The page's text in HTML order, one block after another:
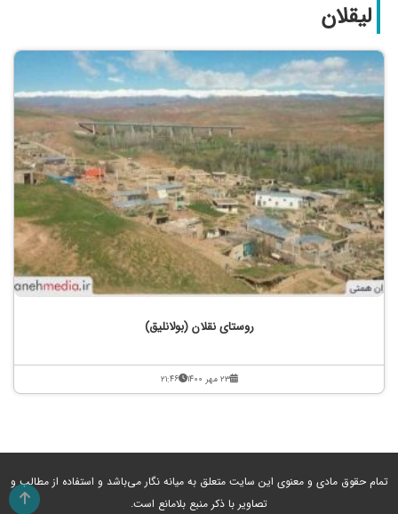
ليقلان
روستای نقلان (بولانلیق)
۲۳ مهر ۱۴۰۰ ۲۱:۴۶
تمام حقوق مادی و معنوی این سایت متعلق به میانه نگار می‌باشد و استفاده از مطالب و
تصاویر با ذکر منبع بلامانع است.